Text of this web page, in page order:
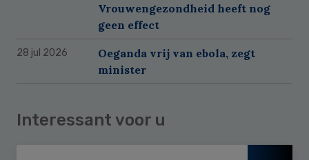
Vrouwengezondheid heeft nog
geen effect
28 jul 2026
Oeganda vrij van ebola, zegt
minister
Interessant voor u